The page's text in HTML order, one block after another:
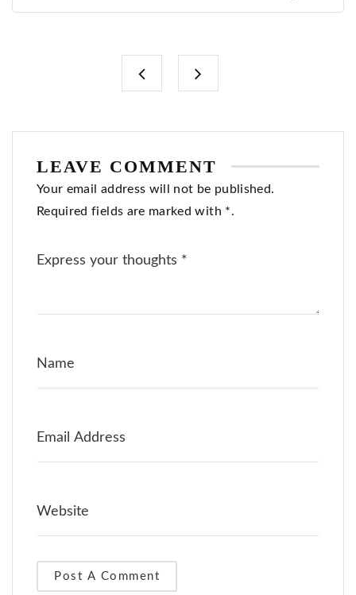
LEAVE COMMENT
Your email address will not be published.
Required fields are marked with *.